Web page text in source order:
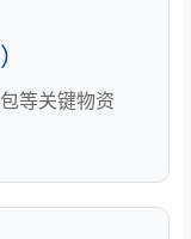
等关键物资